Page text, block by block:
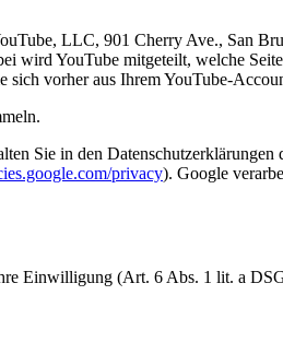
LLC, 901 Cherry Ave., San
wird YouTube mitgeteilt, welche
vorher aus Ihrem YouTube-
Sie in den
privacy). Google
Einwilligung (Art. 6 Abs. 1 lit. a